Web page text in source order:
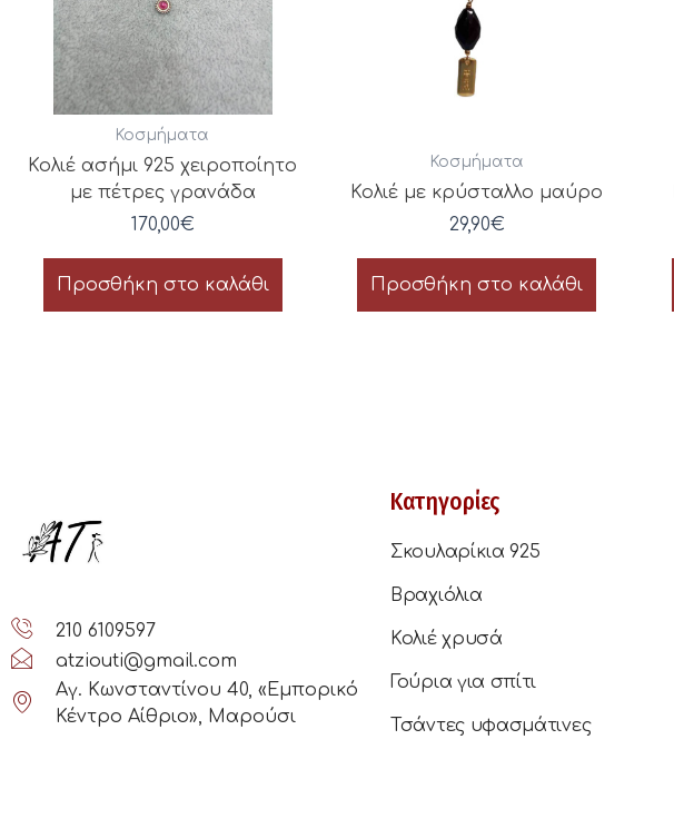
Κοσμήματα
Κολιέ ασήμι 925 χειροποίητο
με πέτρες γρανάδα
170,00€
Προσθήκη στο καλάθι
Κοσμήματα
Κολιέ με κρύσταλλο μαύρο
29,90€
Προσθήκη στο καλάθι
210 6109597
atziouti@gmail.com
Αγ. Κωνσταντίνου 40, «Εμπορικό
Κέντρο Αίθριο», Μαρούσι
Κατηγορίες
Σκουλαρίκια 925
Βραχιόλια
Κολιέ χρυσά
Γούρια για σπίτι
Τσάντες υφασμάτινες